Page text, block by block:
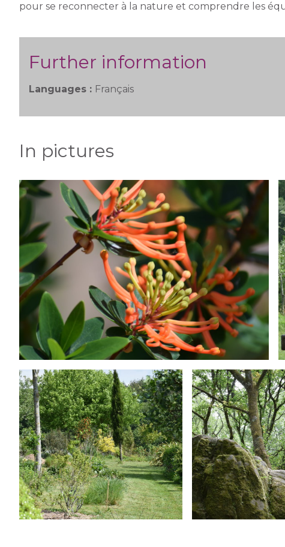
pour se reconnecter à la nature et comprendre les
Further information
Languages : Français
In pictures